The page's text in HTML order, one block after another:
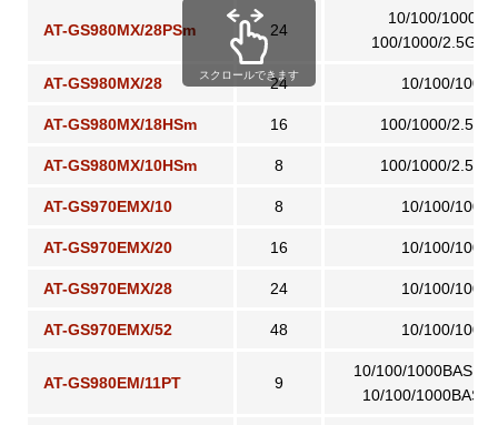
AT-GS980MX/28PSm 24
10/100/
100/1000/2.5G/
AT-GS980MX/28 24 10/100/
AT-GS980MX/18HSm 16 100/1000/2.5G/
AT-GS980MX/10HSm 8 100/1000/2.5G/
AT-GS970EMX/10 8 10/100/
AT-GS970EMX/20 16 10/100/
AT-GS970EMX/28 24 10/100/
AT-GS970EMX/52 48 10/100/
AT-GS980EM/11PT 9
10/100/1000BASE-
10/100/
スクロールできます